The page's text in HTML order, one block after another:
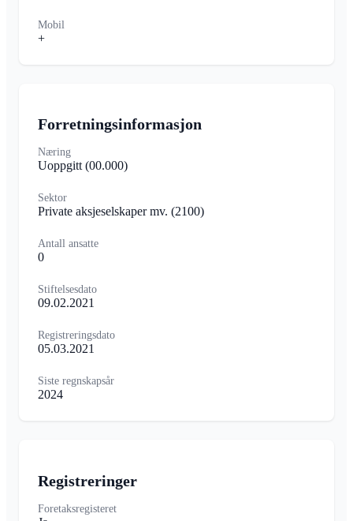
Mobil
+
Forretningsinformasjon
Næring
Uoppgitt (00.000)
Sektor
Private aksjeselskaper mv. (2100)
Antall ansatte
0
Stiftelsesdato
09.02.2021
Registreringsdato
05.03.2021
Siste regnskapsår
2024
Registreringer
Foretaksregisteret